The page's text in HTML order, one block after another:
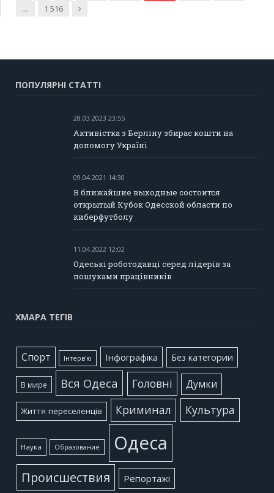
…
1 516 Наступна
ПОПУЛЯРНІ СТАТТІ
28.03.2023 23:55
Активістка з Берліну збирає кошти на
допомогу Україні
09.04.2021 14:30
В ближайшие выходные состоится
открытый Кубок Одесской области по
киберфутболу
11.04.2022 12:02
Одеські роботодавці серед лідерів за
пошуками працівників
ХМАРА ТЕГІВ
Cпорт Інтерв'ю Інфографіка Без категории
В мире Вся Одеса Головні Думки
Життя переселенців Криминал Культура
Наука Образование Одеса
Происшествия Репортажі